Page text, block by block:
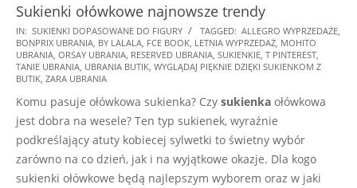
Sukienki ołówkowe najnowsze trendy
2025-
10-
09
IN: SUKIENKI DOPASOWANE DO FIGURY TAGGED: ALLEGRO WYPRZEDAŻE
BONPRIX UBRANIA BY LALALA FCE BOOK LETNIA WYPRZEDAŻ MOHITO
UBRANIA ORSAY UBRANIA RESERVED UBRANIA SUKIENKIE T PINTEREST
TANIE UBRANIA UBRANIA BUTIK WYGLĄDAJ PIĘKNIE DZIĘKI SUKIENKOM Z
BUTIK ZARA UBRANIA
Komu pasuje ołówkowa sukienka? Czy sukienka ołówkowa
jest dobra na wesele? Ten typ sukienek, wyraźnie
podkreślający atuty kobiecej sylwetki to świetny wybór
zarówno na co dzień, jak i na wyjątkowe okazje. Dla kogo
sukienki ołówkowe będą najlepszym wyborem oraz w jaki